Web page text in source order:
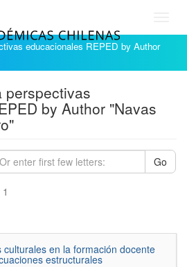
educacionales REPED by Author
perspectivas
by Author "Navas
Go
culturales en la formación docente
estructurales